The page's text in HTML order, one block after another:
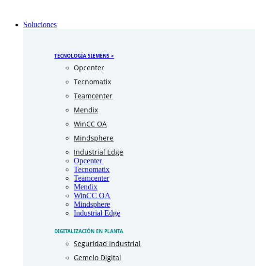
Soluciones
TECNOLOGÍA SIEMENS >
Opcenter
Tecnomatix
Teamcenter
Mendix
WinCC OA
Mindsphere
Industrial Edge
Opcenter
Tecnomatix
Teamcenter
Mendix
WinCC OA
Mindsphere
Industrial Edge
DIGITALIZACIÓN EN PLANTA
Seguridad industrial
Gemelo Digital